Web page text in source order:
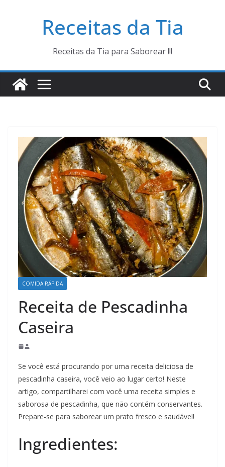
Receitas da Tia
Receitas da Tia para Saborear !!!
COMIDA RÁPIDA
Receita de Pescadinha
Caseira
Se você está procurando por uma receita deliciosa de
pescadinha caseira, você veio ao lugar certo! Neste
artigo, compartilharei com você uma receita simples e
saborosa de pescadinha, que não contém conservantes.
Prepare-se para saborear um prato fresco e saudável!
Ingredientes: